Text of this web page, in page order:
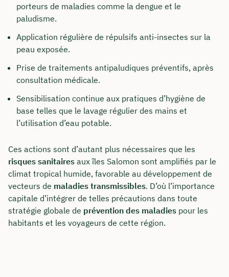
porteurs de maladies comme la dengue et le
paludisme.
Application régulière de répulsifs anti-insectes sur la
peau exposée.
Prise de traitements antipaludiques préventifs, après
consultation médicale.
Sensibilisation continue aux pratiques d’hygiène de
base telles que le lavage régulier des mains et
l’utilisation d’eau potable.
Ces actions sont d’autant plus nécessaires que les
risques sanitaires aux îles Salomon sont amplifiés par le
climat tropical humide, favorable au développement de
vecteurs de maladies transmissibles. D’où l’importance
capitale d’intégrer de telles précautions dans toute
stratégie globale de prévention des maladies pour les
habitants et les voyageurs de cette région.
Comment nous joindre
Nous vous conseillons du lundi au vendredi de
8h à 18h